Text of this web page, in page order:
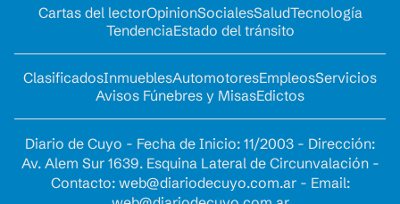
Cartas del lectorOpinionSocialesSaludTecnología
TendenciaEstado del tránsito
ClasificadosInmueblesAutomotoresEmpleosServicios
Avisos Fúnebres y MisasEdictos
Diario de Cuyo - Fecha de Inicio: 11/2003 - Dirección:
Av. Alem Sur 1639. Esquina Lateral de Circunvalación -
Contacto: web@diariodecuyo.com.ar- Email: